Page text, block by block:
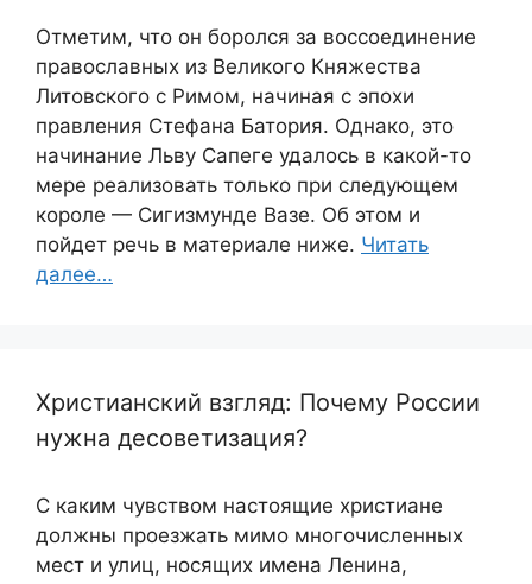
Отметим, что он боролся за воссоединение
православных из Великого Княжества
Литовского с Римом, начиная с эпохи
правления Стефана Батория. Однако, это
начинание Льву Сапеге удалось в какой-то
мере реализовать только при следующем
короле — Сигизмунде Вазе. Об этом и
пойдет речь в материале ниже. Читать
далее…
Христианский взгляд: Почему России
нужна десоветизация?
С каким чувством настоящие христиане
должны проезжать мимо многочисленных
мест и улиц, носящих имена Ленина,